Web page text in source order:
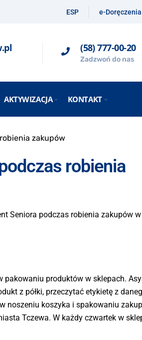
ESP e-Doręczenia
(58) 777-00-20
Zadzwoń do nas
AKTYWIZACJA KONTAKT
zakupów
robienia
Seniora podczas robienia zakupów
produktów w sklepach.
z półki, przeczytać etykietę z
noszeniu koszyka i spakowaniu
Tczewa. W każdy czwartek w